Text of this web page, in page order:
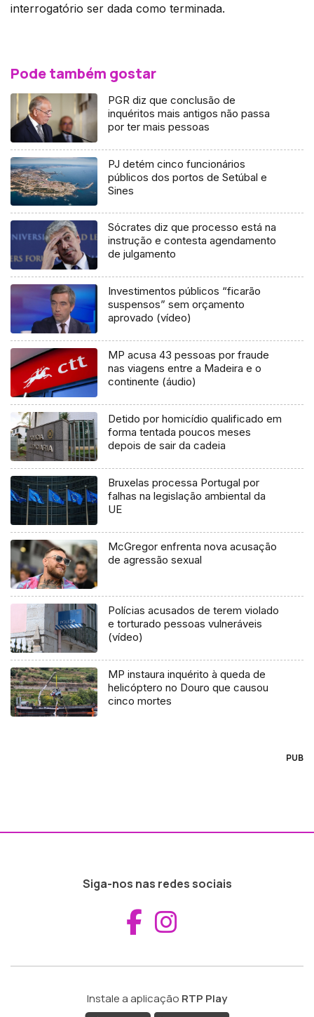
interrogatório ser dada como terminada.
Pode também gostar
PGR diz que conclusão de
inquéritos mais antigos não passa
por ter mais pessoas
PJ detém cinco funcionários
públicos dos portos de Setúbal e
Sines
Sócrates diz que processo está na
instrução e contesta agendamento
de julgamento
Investimentos públicos “ficarão
suspensos” sem orçamento
aprovado (vídeo)
MP acusa 43 pessoas por fraude
nas viagens entre a Madeira e o
continente (áudio)
Detido por homicídio qualificado em
forma tentada poucos meses
depois de sair da cadeia
Bruxelas processa Portugal por
falhas na legislação ambiental da
UE
McGregor enfrenta nova acusação
de agressão sexual
Polícias acusados de terem violado
e torturado pessoas vulneráveis
(vídeo)
MP instaura inquérito à queda de
helicóptero no Douro que causou
cinco mortes
PUB
Siga-nos nas redes sociais
Aceder ao
Instale a aplicação RTP Play